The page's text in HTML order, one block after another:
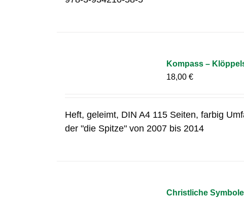
Kompass –
18,00€
Heft, geleimt, DIN A4 115 Seiten, farbig
der "die Spitze" von 2007 bis 2014
Christliche